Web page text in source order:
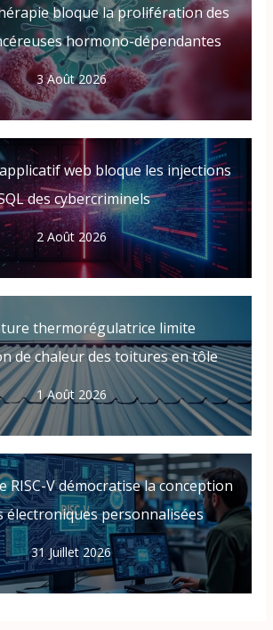
bloque la prolifération des
hormono-dépendantes
3 Août 2026
web bloque les injections
des cybercriminels
2 Août 2026
thermorégulatrice limite
de chaleur des toitures en tôle
1 Août 2026
RISC-V démocratise la conception
électroniques personnalisées
31 Juillet 2026